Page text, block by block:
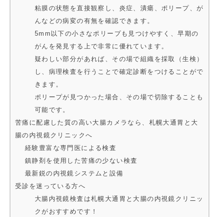
粘膜の状態を直接観察し、炎症、潰瘍、ポリープ、が
んなどの病変の有無を確認できます。
5mm以下の小さなポリープも見つけやすく、早期の
がんを発見する上で非常に優れています。
疑わしい部分があれば、その場で組織を採取（生検）
し、病理検査を行うことで確定診断をつけることがで
きます。
ポリープが見つかった場合、その場で切除することも
可能です。
苦痛に配慮した質の高い大腸カメラなら、札幌大通胃と大
腸の内視鏡クリニックへ
経験豊富な専門医による検査
鎮静剤を使用した苦痛の少ない検査
最新鋭の内視鏡システムと設備
受診を迷っている方へ
大腸内視鏡検査は札幌大通胃と大腸の内視鏡クリニッ
クがおすすめです！